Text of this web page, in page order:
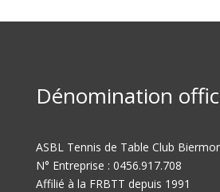
Dénomination
ASBL Tennis de Table Club
N° Entreprise : 0456.917.708
Affilié à la FRBTT depuis 1991